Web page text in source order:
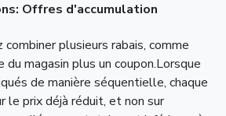
Offres d'accumulation
combiner plusieurs rabais, comme
magasin plus un coupon.Lorsque
de manière séquentielle, chaque
le prix déjà réduit, et non sur